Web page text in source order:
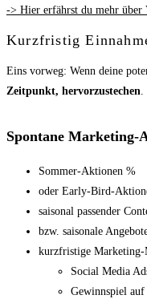
-> Hier erfährst du mehr über
Kurzfristig
Eins vorweg: Wenn deine
Zeitpunkt, hervorzustechen.
Spontane Marketing-
Sommer-Aktionen %
oder Early-Bird-
saisonal passender
bzw. saisonale
kurzfristige Marketing-
Social Media
Gewinnspiel